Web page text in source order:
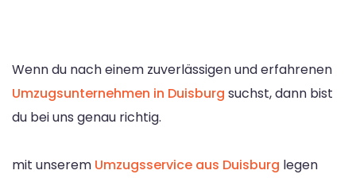
Wenn du nach einem zuverlässigen und erfahrenen
Umzugsunternehmen in Duisburg suchst, dann bist
du bei uns genau richtig.
mit unserem Umzugsservice aus Duisburg legen